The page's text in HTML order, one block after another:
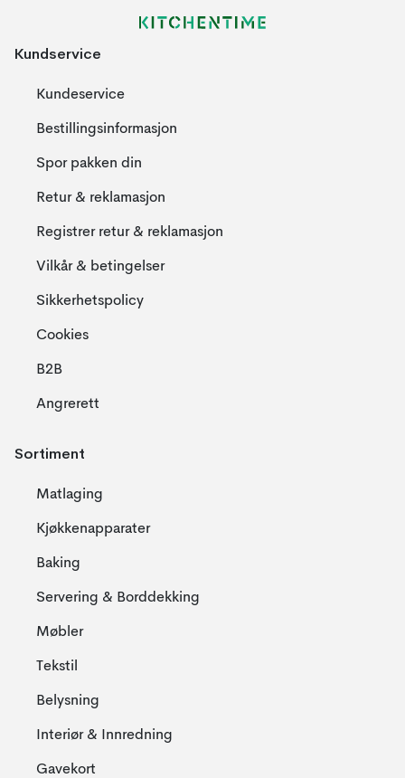
Kundservice
Kundeservice
Bestillingsinformasjon
Spor pakken din
Retur & reklamasjon
Registrer retur & reklamasjon
Vilkår & betingelser
Sikkerhetspolicy
Cookies
B2B
Angrerett
Sortiment
Matlaging
Kjøkkenapparater
Baking
Servering & Borddekking
Møbler
Tekstil
Belysning
Interiør & Innredning
Gavekort